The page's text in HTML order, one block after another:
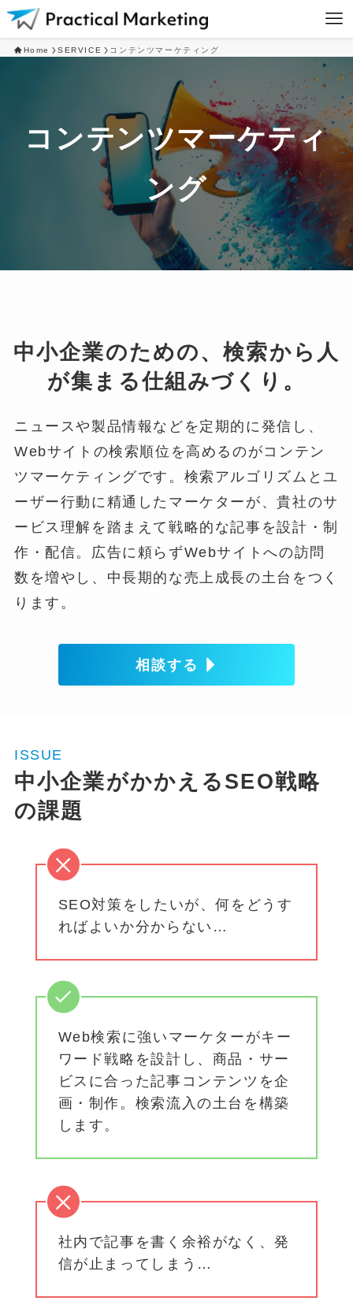
Home SERVICE コンテンツマーケティング
コンテンツマーケティ
ング
中小企業のための、検索から人
が集まる仕組みづくり。
ニュースや製品情報などを定期的に発信し、
Webサイトの検索順位を高めるのがコンテン
ツマーケティングです。検索アルゴリズムとユ
ーザー行動に精通したマーケターが、貴社のサ
ービス理解を踏まえて戦略的な記事を設計・制
作・配信。広告に頼らずWebサイトへの訪問
数を増やし、中長期的な売上成長の土台をつく
ります。
相談する
ISSUE
中小企業がかかえるSEO戦略
の課題
SEO対策をしたいが、何をどうす
ればよいか分からない…
Web検索に強いマーケターがキー
ワード戦略を設計し、商品・サー
ビスに合った記事コンテンツを企
画・制作。検索流入の土台を構築
します。
社内で記事を書く余裕がなく、発
信が止まってしまう…